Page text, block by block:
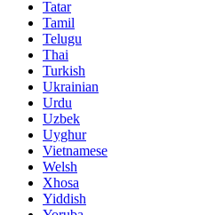
Tatar
Tamil
Telugu
Thai
Turkish
Ukrainian
Urdu
Uzbek
Uyghur
Vietnamese
Welsh
Xhosa
Yiddish